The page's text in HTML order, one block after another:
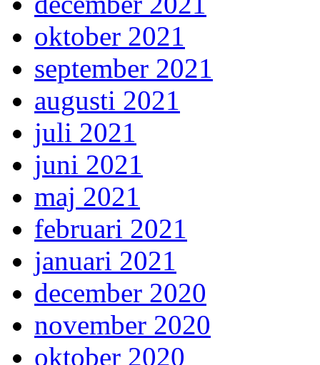
oktober 2021
september 2021
augusti 2021
juli 2021
juni 2021
maj 2021
februari 2021
januari 2021
december 2020
november 2020
oktober 2020